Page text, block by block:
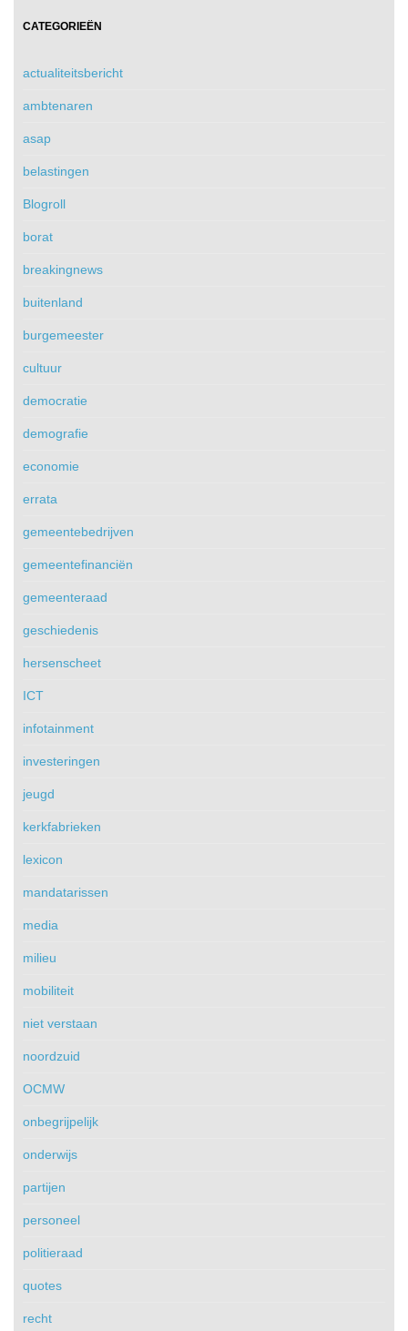
CATEGORIEËN
actualiteitsbericht
ambtenaren
asap
belastingen
Blogroll
borat
breakingnews
buitenland
burgemeester
cultuur
democratie
demografie
economie
errata
gemeentebedrijven
gemeentefinanciën
gemeenteraad
geschiedenis
hersenscheet
ICT
infotainment
investeringen
jeugd
kerkfabrieken
lexicon
mandatarissen
media
milieu
mobiliteit
niet verstaan
noordzuid
OCMW
onbegrijpelijk
onderwijs
partijen
personeel
politieraad
quotes
recht